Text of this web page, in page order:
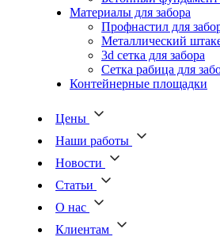
Материалы для забора
Профнастил для
Металлический
3d сетка для забора
Сетка рабица для
Контейнерные площадки
Цены
Наши работы
Новости
Статьи
О нас
Клиентам